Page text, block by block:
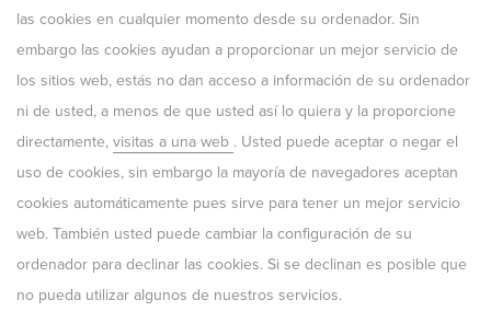
las cookies en cualquier momento desde su ordenador. Sin
embargo las cookies ayudan a proporcionar un mejor servicio de
los sitios web, estás no dan acceso a información de su ordenador
ni de usted, a menos de que usted así lo quiera y la proporcione
directamente, visitas a una web . Usted puede aceptar o negar el
uso de cookies, sin embargo la mayoría de navegadores aceptan
cookies automáticamente pues sirve para tener un mejor servicio
web. También usted puede cambiar la configuración de su
ordenador para declinar las cookies. Si se declinan es posible que
no pueda utilizar algunos de nuestros servicios.